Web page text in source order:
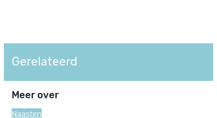
Gerelateerd
Meer over
Naasten